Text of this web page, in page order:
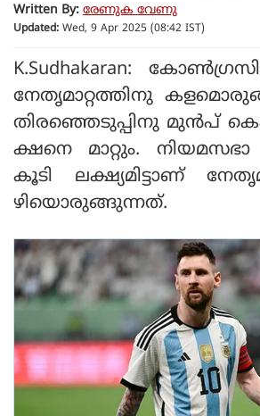
Written By: രേണുക വേണു
Updated: Wed, 9 Apr 2025 (08:42 IST)
K.Sudhakaran:
നേതൃമാറ്റത്തിനു
തിരഞ്ഞെടുപ്പിനു മുന്‍പ്
ക്ഷനെ മാറ്റും.
കൂടി ലക്ഷ്യമിട്ടാണ്
ഴിയൊരുങ്ങുന്നത്.